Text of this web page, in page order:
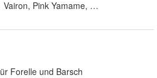
Forelle und Barsch